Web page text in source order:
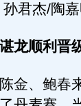
君杰/陶嘉
顺利晋
、鲍春来